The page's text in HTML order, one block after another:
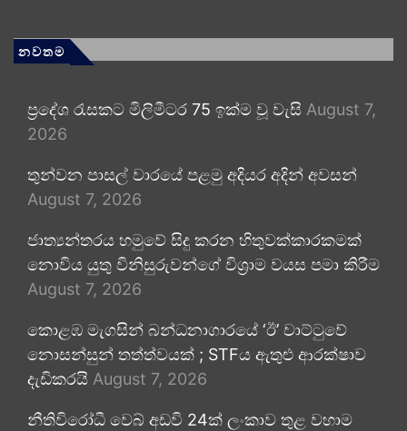
නවතම
ප්‍රදේශ රැසකට මිලිමීටර 75 ඉක්ම වූ වැසි August 7,
2026
තුන්වන පාසල් වාරයේ පළමු අදියර අදින් අවසන්
August 7, 2026
ජාත්‍යන්තරය හමුවේ සිදු කරන හිතුවක්කාරකමක්
නොවිය යුතු විනිසුරුවන්ගේ විශ්‍රාම වයස පමා කිරීම
August 7, 2026
කොළඹ මැගසින් බන්ධනාගාරයේ ‘ඊ’ වාට්ටුවේ
නොසන්සුන් තත්ත්වයක් ; STFය ඇතුළු ආරක්ෂාව
දැඩිකරයි August 7, 2026
නීතිවිරෝධී වෙබ් අඩවි 24ක් ලංකාව තුළ වහාම